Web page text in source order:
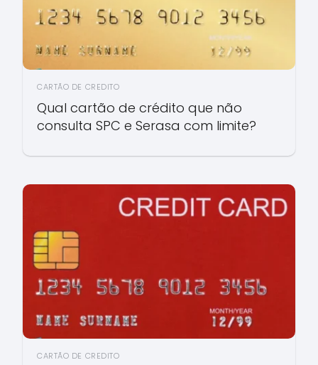
CARTÃO DE CREDITO
Qual cartão de crédito que não
consulta SPC e Serasa com limite?
CARTÃO DE CREDITO